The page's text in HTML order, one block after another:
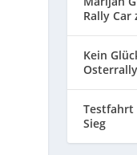
Rally Car
Kein
Testfahrt
Sieg